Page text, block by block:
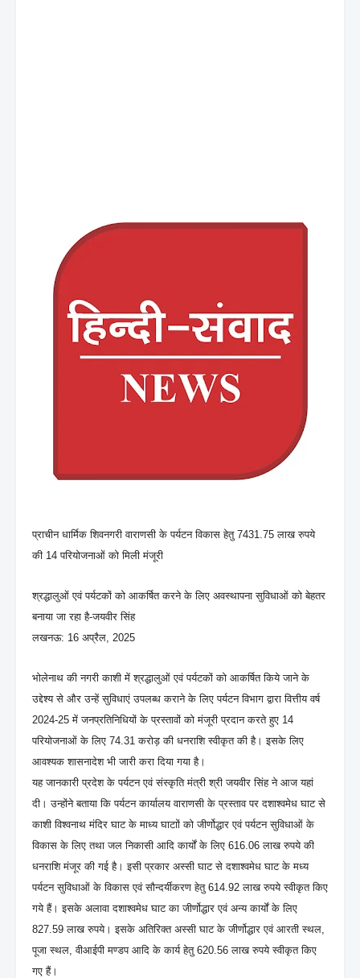
प्राचीन धार्मिक शिवनगरी वाराणसी के पर्यटन विकास हेतु 7431.75 लाख रुपये
की 14 परियोजनाओं को मिली मंजूरी
श्रद्धालुओं एवं पर्यटकों को आकर्षित करने के लिए अवस्थापना सुविधाओं को बेहतर
बनाया जा रहा है-जयवीर सिंह
लखनऊ: 16 अप्रैल, 2025
भोलेनाथ की नगरी काशी में श्रद्धालुओं एवं पर्यटकों को आकर्षित किये जाने के
उद्देश्य से और उन्हें सुविधाएं उपलब्ध कराने के लिए पर्यटन विभाग द्वारा वित्तीय वर्ष
2024-25 में जनप्रतिनिधियों के प्रस्तावों को मंजूरी प्रदान करते हुए 14
परियोजनाओं के लिए 74.31 करोड़ की धनराशि स्वीकृत की है। इसके लिए
आवश्यक शासनादेश भी जारी करा दिया गया है।
यह जानकारी प्रदेश के पर्यटन एवं संस्कृति मंत्री श्री जयवीर सिंह ने आज यहां
दी। उन्होंने बताया कि पर्यटन कार्यालय वाराणसी के प्रस्ताव पर दशाश्वमेध घाट से
काशी विश्वनाथ मंदिर घाट के माध्य घाटाों को जीर्णोद्धार एवं पर्यटन सुविधाओं के
विकास के लिए तथा जल निकासी आदि कार्यों के लिए 616.06 लाख रुपये की
धनराशि मंजूर की गई है। इसी प्रकार अस्सी घाट से दशाश्वमेध घाट के मध्य
पर्यटन सुविधाओं के विकास एवं सौन्दर्यीकरण हेतु 614.92 लाख रुपये स्वीकृत किए
गये हैं। इसके अलावा दशाश्वमेध घाट का जीर्णोद्धार एवं अन्य कार्यों के लिए
827.59 लाख रुपये। इसके अतिरिक्त अस्सी घाट के जीर्णोद्धार एवं आरती स्थल,
पूजा स्थल, वीआईपी मण्डप आदि के कार्य हेतु 620.56 लाख रुपये स्वीकृत किए
गए हैं।